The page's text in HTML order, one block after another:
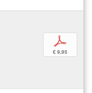
p
€ 9,95